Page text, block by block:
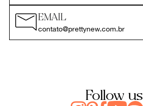
EMAIL
contato@prettynew.com.br
Follow us